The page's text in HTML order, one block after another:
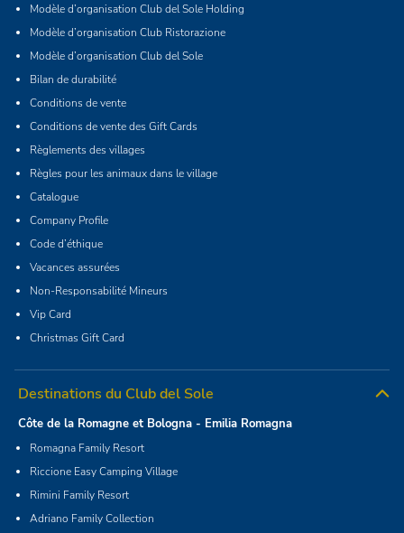
Modèle d’organisation Club del Sole Holding
Modèle d’organisation Club Ristorazione
Modèle d’organisation Club del Sole
Bilan de durabilité
Conditions de vente
Conditions de vente des Gift Cards
Règlements des villages
Règles pour les animaux dans le village
Catalogue
Company Profile
Code d’éthique
Vacances assurées
Non-Responsabilité Mineurs
Vip Card
Christmas Gift Card
Destinations du Club del Sole
Côte de la Romagne et Bologna - Emilia Romagna
Romagna Family Resort
Riccione Easy Camping Village
Rimini Family Resort
Adriano Family Collection